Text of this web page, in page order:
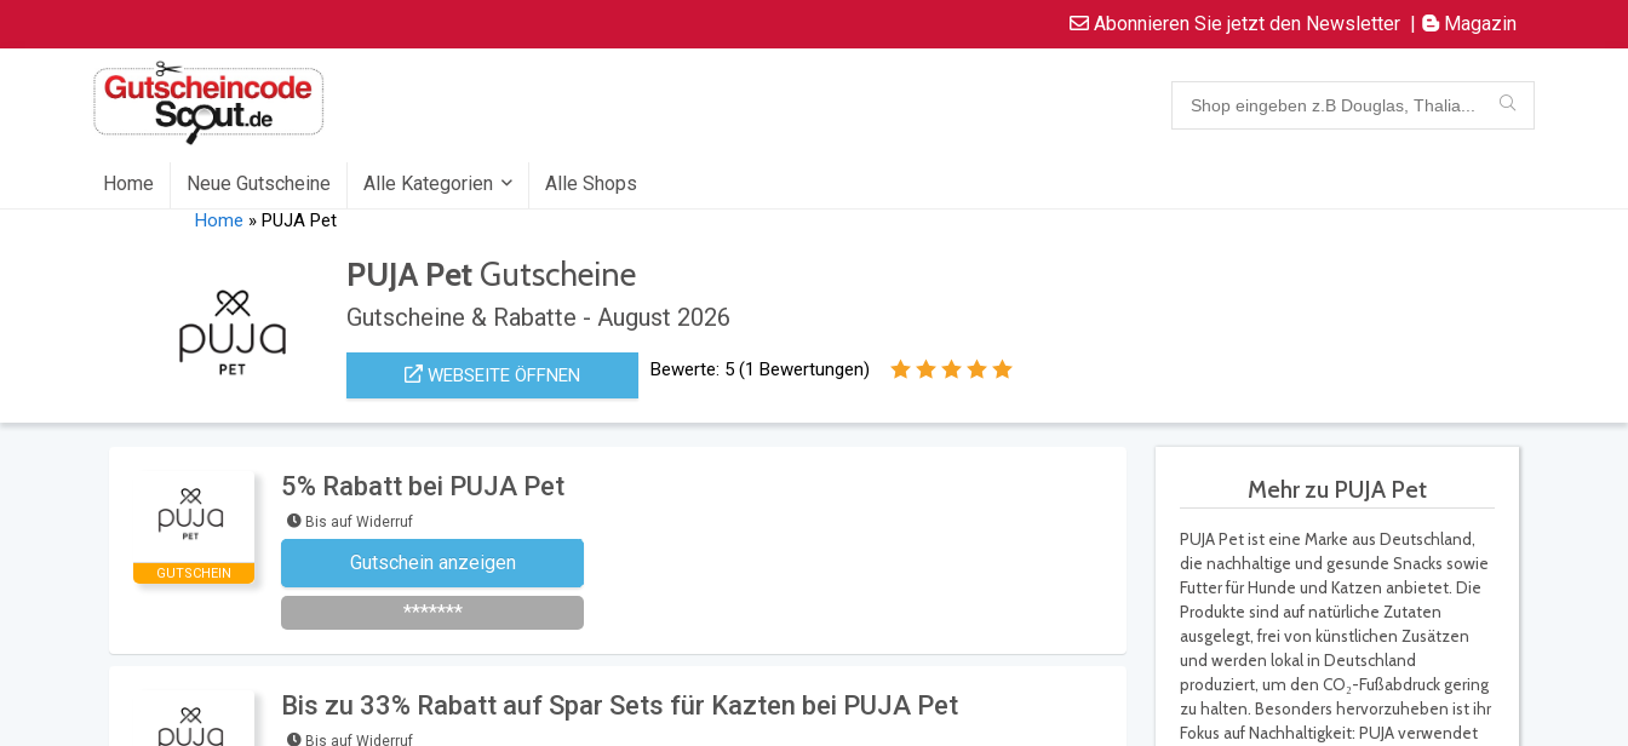
Abonnieren Sie jetzt den Newsletter | Magazin
Home Neue Gutscheine Alle Kategorien Alle Shops
Home »PUJA Pet
PUJA Pet Gutscheine
Gutscheine & Rabatte - August 2026
WEBSEITE ÖFFNEN Bewerte: 5 (1 Bewertungen)
Mehr zu PUJA Pet
PUJA Pet ist eine Marke aus Deutschland,
die nachhaltige und gesunde Snacks sowie
Futter für Hunde und Katzen anbietet. Die
Produkte sind auf natürliche Zutaten
ausgelegt, frei von künstlichen Zusätzen
und werden lokal in Deutschland
produziert, um den CO₂-Fußabdruck gering
zu halten. Besonders hervorzuheben ist ihr
Fokus auf Nachhaltigkeit: PUJA verwendet
GUTSCHEIN
5% Rabatt bei PUJA Pet
Bis auf Widerruf
Gutschein anzeigen
Newsletter des Shops abonnieren
*******
Bis zu 33% Rabatt auf Spar Sets für Kazten bei PUJA Pet
Bis auf Widerruf